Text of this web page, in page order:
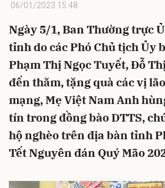
06/01/2023 15:48
Ngày 5/1, Ban Thường trực
tỉnh do các Phó Chủ tịch Ủy
Phạm Thị Ngọc Tuyết, Đỗ
đến thăm, tặng quà các vị
mạng, Mẹ Việt Nam Anh
tín trong đồng bào DTTS,
hộ nghèo trên địa bàn tỉnh
Tết Nguyên đán Quý Mão